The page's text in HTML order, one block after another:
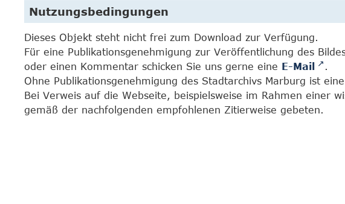
Nutzungsbedingungen
Dieses Objekt steht nicht frei zum Download zur Verfügung.
Für eine Publikationsgenehmigung zur Veröffentlichung des
oder einen Kommentar schicken Sie uns gerne eine E-Mail
.
Ohne Publikationsgenehmigung des Stadtarchivs Marburg ist
Bei Verweis auf die Webseite, beispielsweise im Rahmen einer
gemäß der nachfolgenden empfohlenen Zitierweise gebeten.